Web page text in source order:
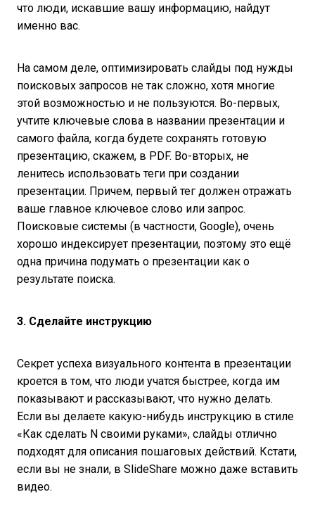
что люди, искавшие вашу информацию, найдут
именно вас.
На самом деле, оптимизировать слайды под нужды
поисковых запросов не так сложно, хотя многие
этой возможностью и не пользуются. Во-первых,
учтите ключевые слова в названии презентации и
самого файла, когда будете сохранять готовую
презентацию, скажем, в PDF. Во-вторых, не
ленитесь использовать теги при создании
презентации. Причем, первый тег должен отражать
ваше главное ключевое слово или запрос.
Поисковые системы (в частности, Google), очень
хорошо индексирует презентации, поэтому это ещё
одна причина подумать о презентации как о
результате поиска.
3. Сделайте инструкцию
Секрет успеха визуального контента в презентации
кроется в том, что люди учатся быстрее, когда им
показывают и рассказывают, что нужно делать.
Если вы делаете какую-нибудь инструкцию в стиле
«Как сделать N своими руками», слайды отлично
подходят для описания пошаговых действий. Кстати,
если вы не знали, в SlideShare можно даже вставить
видео.